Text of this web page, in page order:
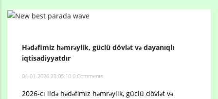
Hədəfimiz həmrəylik, güclü dövlət və dayanıqlı
iqtisadiyyatdır
04-01-2026 23:05:10 0 Comments
2026-cı ildə hədəfimiz həmrəylik, güclü dövlət və